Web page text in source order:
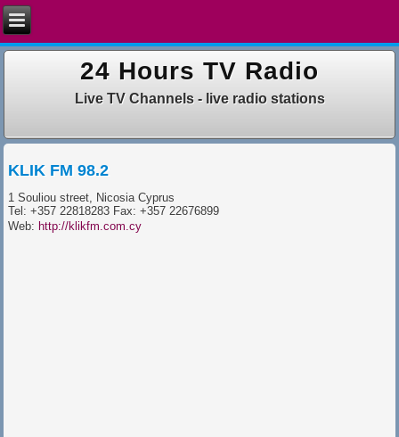
24 Hours TV Radio
Live TV Channels - live radio stations
KLIK FM 98.2
1 Souliou street, Nicosia Cyprus
Tel: +357 22818283 Fax: +357 22676899
Web: http://klikfm.com.cy